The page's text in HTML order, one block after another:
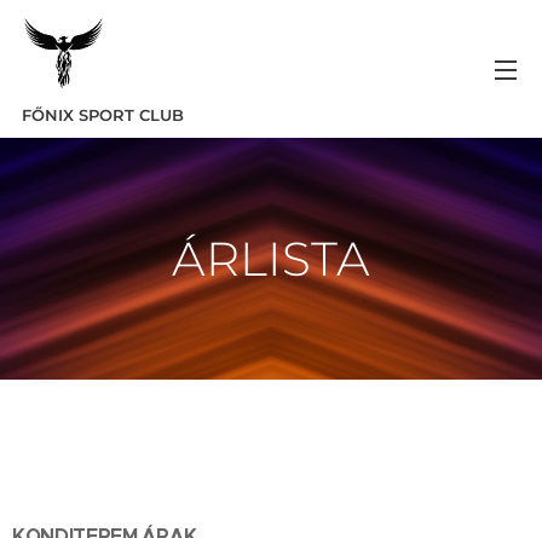
FŐNIX SPORT CLUB
ÁRLISTA